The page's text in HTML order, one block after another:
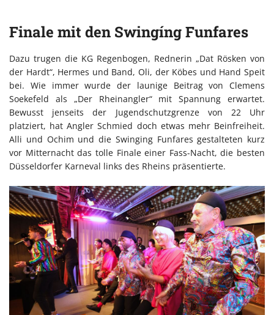
Finale mit den Swingíng Funfares
Dazu trugen die KG Regenbogen, Rednerin „Dat Rösken von
der Hardt“, Hermes und Band, Oli, der Köbes und Hand Speit
bei. Wie immer wurde der launige Beitrag von Clemens
Soekefeld als „Der Rheinangler“ mit Spannung erwartet.
Bewusst jenseits der Jugendschutzgrenze von 22 Uhr
platziert, hat Angler Schmied doch etwas mehr Beinfreiheit.
Alli und Ochim und die Swinging Funfares gestalteten kurz
vor Mitternacht das tolle Finale einer Fass-Nacht, die besten
Düsseldorfer Karneval links des Rheins präsentierte.